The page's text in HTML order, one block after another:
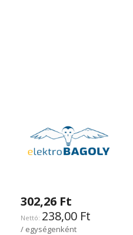
302,26 Ft
238,00 Ft
/ egységenként